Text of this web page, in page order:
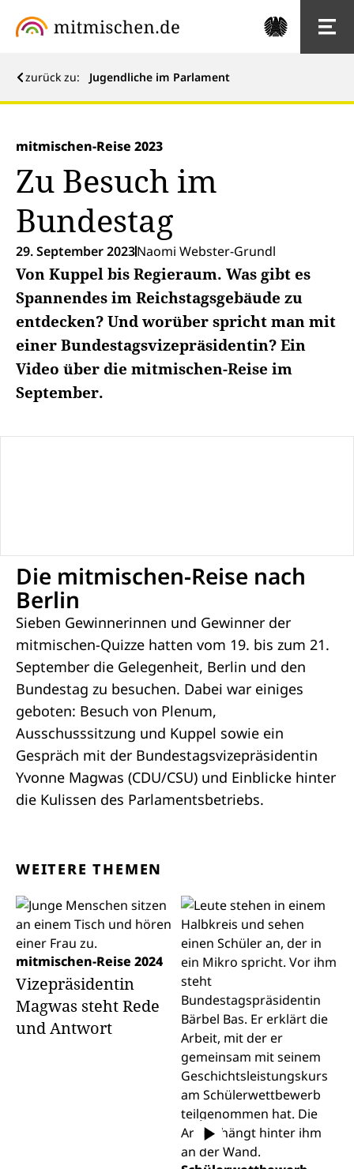
zurück zu: Jugendliche im Parlament
mitmischen-Reise 2023
Zu Besuch im
Bundestag
29. September 2023Naomi Webster-Grundl
Von Kuppel bis Regieraum. Was gibt es
Spannendes im Reichstagsgebäude zu
entdecken? Und worüber spricht man mit
einer Bundestagsvizepräsidentin? Ein
Video über die mitmischen-Reise im
September.
Die mitmischen-Reise nach
Berlin
Sieben Gewinnerinnen und Gewinner der
mitmischen-Quizze hatten vom 19. bis zum 21.
September die Gelegenheit, Berlin und den
Bundestag zu besuchen. Dabei war einiges
geboten: Besuch von Plenum,
Ausschusssitzung und Kuppel sowie ein
Gespräch mit der Bundestagsvizepräsidentin
Yvonne Magwas (CDU/CSU) und Einblicke hinter
die Kulissen des Parlamentsbetriebs.
WEITERE THEMEN
mitmischen-Reise 2024
Vizepräsidentin
Magwas steht Rede
und Antwort